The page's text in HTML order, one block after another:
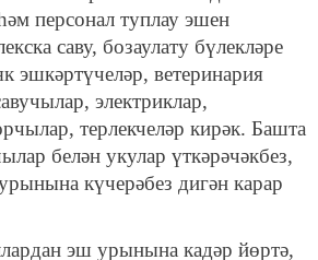
персонал туплау эшен
саву, бозаулату бүлекләре
эшкәртүчеләр, ветеринария
электриклар,
терлекчеләр кирәк. Башта
белән укулар үткәрәчәкбез,
күчерәбез дигән карар
эш урынына кадәр йөртә,